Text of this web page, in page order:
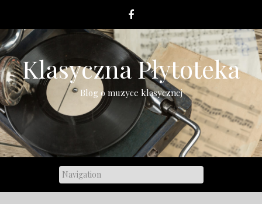
content
Klasyczna Płytoteka
Blog o muzyce klasycznej